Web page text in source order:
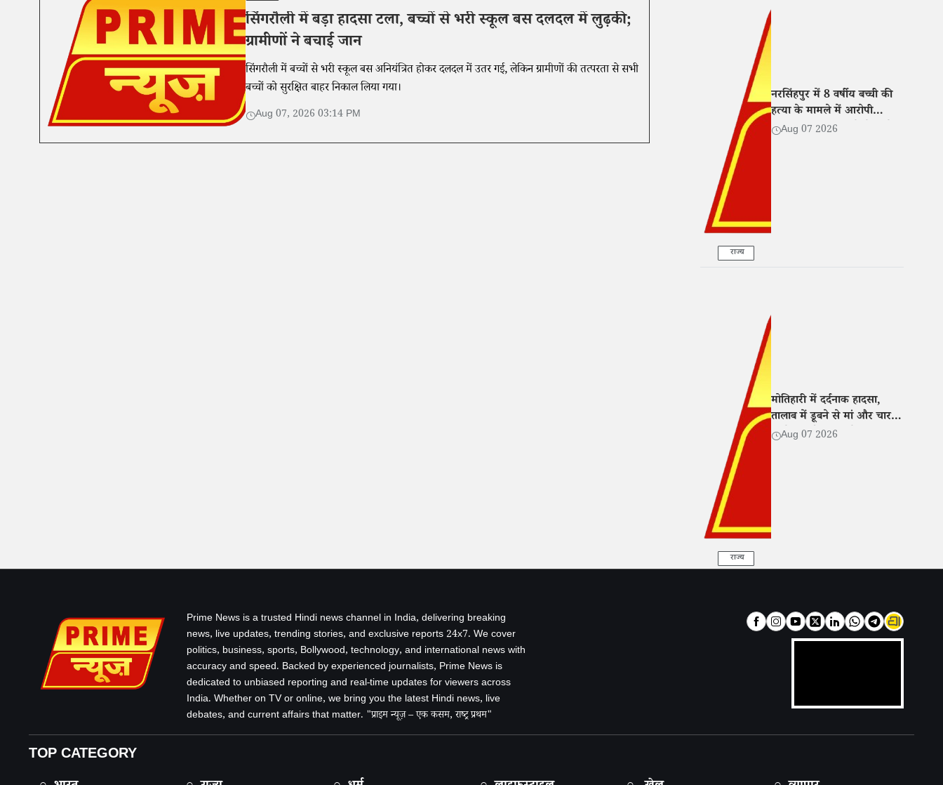
सिंगरौली में बड़ा हादसा टला, बच्चों से भरी स्कूल बस दलदल में लुढ़की;
ग्रामीणों ने बचाई जान
सिंगरौली में बच्चों से भरी स्कूल बस अनियंत्रित होकर दलदल में उतर गई, लेकिन ग्रामीणों की तत्परता से सभी
बच्चों को सुरक्षित बाहर निकाल लिया गया।
Aug 07, 2026 03:14 PM
राज्य
नरसिंहपुर में 8 वर्षीय बच्ची की
हत्या के मामले में आरोपी
गिरफ्तार, न्यायालय ने भेजा जेल
Aug 07 2026
राज्य
मोतिहारी में दर्दनाक हादसा,
तालाब में डूबने से मां और चार
बच्चों की मौत; गांव में मातम
Aug 07 2026
Prime News is a trusted Hindi news channel in India, delivering breaking
news, live updates, trending stories, and exclusive reports 24x7. We cover
politics, business, sports, Bollywood, technology, and international news with
accuracy and speed. Backed by experienced journalists, Prime News is
dedicated to unbiased reporting and real-time updates for viewers across
India. Whether on TV or online, we bring you the latest Hindi news, live
debates, and current affairs that matter. "प्राइम न्यूज़ – एक कसम, राष्ट्र प्रथम"
TOP CATEGORY